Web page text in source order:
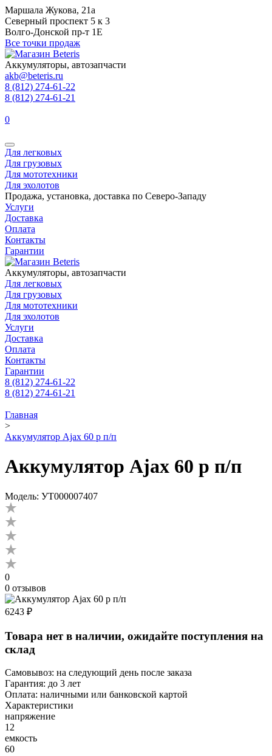
Маршала Жукова, 21а
Северный проспект 5 к 3
Волго-Донской пр-т 1Е
Все точки продаж
Аккумуляторы, автозапчасти
akb@beteris.ru
8 (812) 274-61-22
8 (812) 274-61-21
0
Для легковых
Для грузовых
Для мототехники
Для эхолотов
Продажа, установка, доставка по Северо-Западу
Услуги
Доставка
Оплата
Контакты
Гарантии
Аккумуляторы, автозапчасти
Для легковых
Для грузовых
Для мототехники
Для эхолотов
Услуги
Доставка
Оплата
Контакты
Гарантии
8 (812) 274-61-22
8 (812) 274-61-21
Главная
>
Аккумулятор Ajax 60 p п/п
Аккумулятор Ajax 60 p п/п
Модель: УТ000007407
0
0 отзывов
6243 ₽
Товара нет в наличии, ожидайте поступления на
склад
Самовывоз: на следующий день после заказа
Гарантия: до 3 лет
Оплата: наличными или банковской картой
Характеристики
напряжение
12
емкость
60